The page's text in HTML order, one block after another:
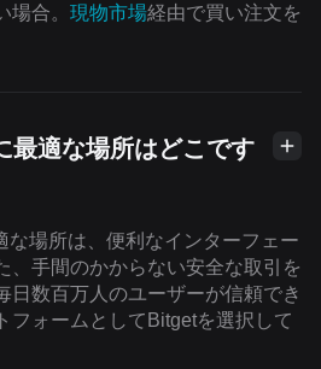
場合。 現物市場経由で買い注文を
最適な場所はどこです
な場所は、便利なインターフェー
、手間のかからない安全な取引を
日数百万人のユーザーが信頼でき
フォームとしてBitgetを選択して